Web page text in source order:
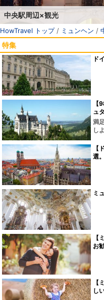
中央駅周辺×観光
HowTravel トップ/ ミュンヘン /
特集
ド
【
ュ
満
し
【
選
ミ
【
お
【
し